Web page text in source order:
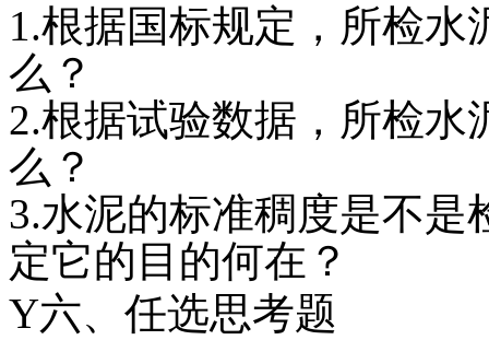
1.根据国标规定，所检
么？
2.根据试验数据，所检
么？
3.水泥的标准稠度是不
定它的目的何在？
Y六、任选思考题